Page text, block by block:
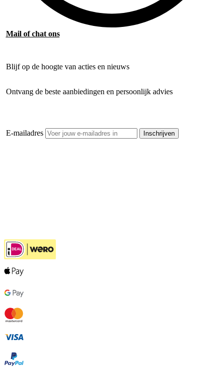
Mail of chat ons
Blijf op de hoogte van acties en nieuws
Ontvang de beste aanbiedingen en persoonlijk advies
E-mailadres Inschrijven